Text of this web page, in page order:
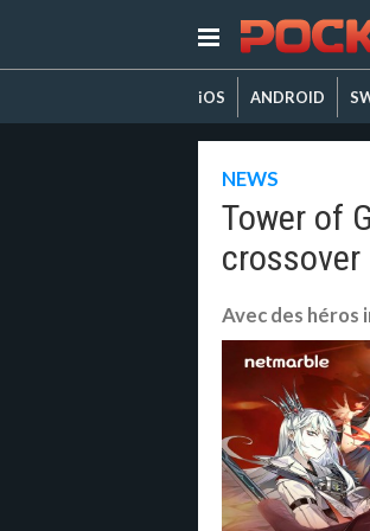
iOS ANDROID
NEWS
Tower of
crossover
Avec des héros